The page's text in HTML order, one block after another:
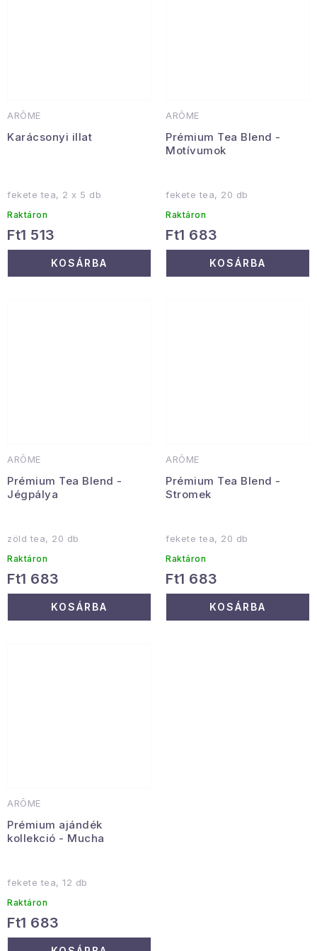
ARÔME
Karácsonyi illat
fekete tea, 2 x 5 db
Raktáron
Ft1 513
KOSÁRBA
ARÔME
Prémium Tea Blend -
Motívumok
fekete tea, 20 db
Raktáron
Ft1 683
KOSÁRBA
ARÔME
Prémium Tea Blend -
Jégpálya
zöld tea, 20 db
Raktáron
Ft1 683
KOSÁRBA
ARÔME
Prémium Tea Blend -
Stromek
fekete tea, 20 db
Raktáron
Ft1 683
KOSÁRBA
ARÔME
Prémium ajándék
kollekció - Mucha
fekete tea, 12 db
Raktáron
Ft1 683